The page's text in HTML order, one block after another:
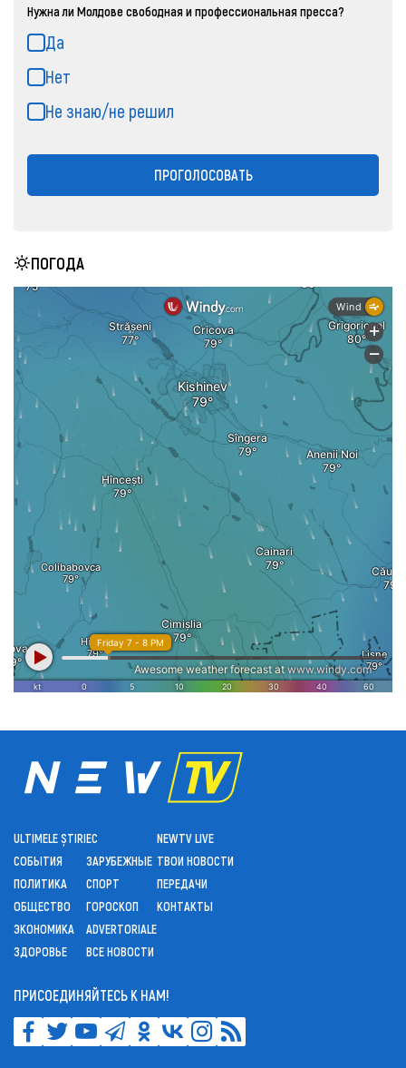
Нужна ли Молдове свободная и профессиональная пресса?
Да
Нет
Не знаю/не решил
ПРОГОЛОСОВАТЬ
ПОГОДА
ULTIMELE ȘTIRI
СОБЫТИЯ
ПОЛИТИКА
ОБЩЕСТВО
ЭКОНОМИКА
ЗДОРОВЬЕ
ЕС
ЗАРУБЕЖНЫЕ
СПОРТ
ГОРОСКОП
ADVERTORIALE
ВСЕ НОВОСТИ
NEWTV LIVE
ТВОИ НОВОСТИ
ПЕРЕДАЧИ
КОНТАКТЫ
ПРИСОЕДИНЯЙТЕСЬ К НАМ!